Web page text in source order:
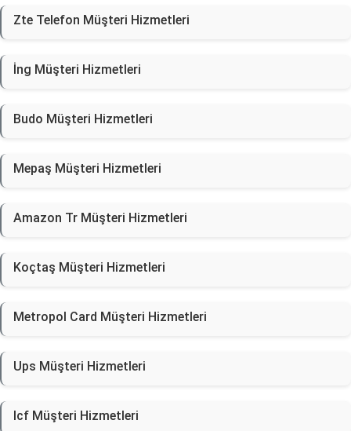
Zte Telefon Müşteri Hizmetleri
İng Müşteri Hizmetleri
Budo Müşteri Hizmetleri
Mepaş Müşteri Hizmetleri
Amazon Tr Müşteri Hizmetleri
Koçtaş Müşteri Hizmetleri
Metropol Card Müşteri Hizmetleri
Ups Müşteri Hizmetleri
Icf Müşteri Hizmetleri